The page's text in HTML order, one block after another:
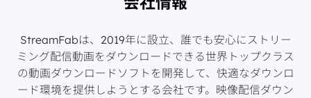
StreamFabは、2019年に設立、誰でも安心にストリー
ミング配信動画をダウンロードできる世界トップクラス
の動画ダウンロードソフトを開発して、快適なダウンロ
ード環境を提供しようとする会社です。映像配信ダウン